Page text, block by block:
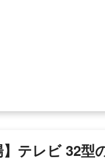
】テレビ 32型